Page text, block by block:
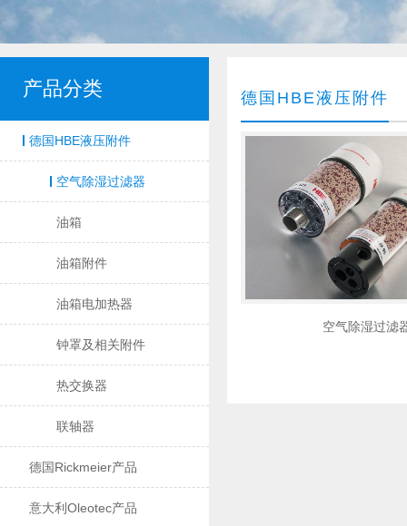
产品分类
德国HBE液压附件
空气除湿过滤器
油箱
油箱附件
油箱电加热器
钟罩及相关附件
热交换器
联轴器
德国Rickmeier产品
意大利Oleotec产品
德国HBE液压附件
空气除湿过滤